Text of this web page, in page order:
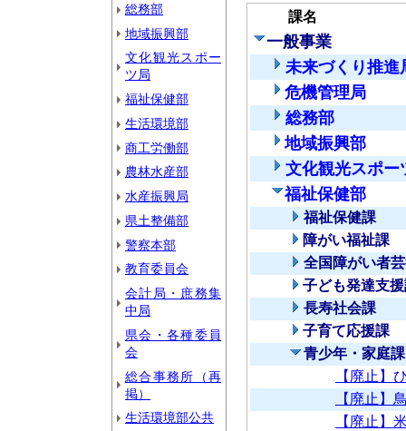
総務部
地域振興部
文化観光スポー
ツ局
福祉保健部
生活環境部
商工労働部
農林水産部
水産振興局
県土整備部
警察本部
教育委員会
会計局・庶務集
中局
県会・各種委員
会
総合事務所（再
掲）
生活環境部公共
課名
一般事業
未来づくり推進
危機管理局
総務部
地域振興部
文化観光スポー
福祉保健部
福祉保健課
障がい福祉課
全国障がい者
子ども発達支
長寿社会課
子育て応援課
青少年・家庭課
【廃止】
【廃止】
【廃止】